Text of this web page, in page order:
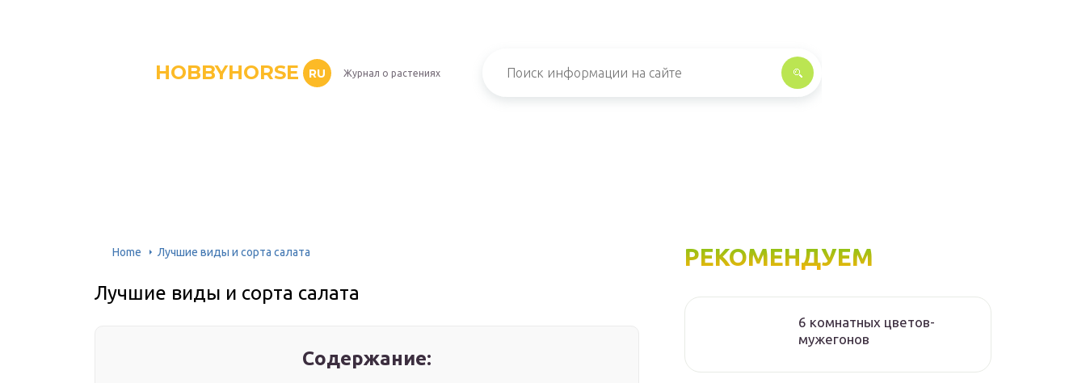
HOBBYHORSE RU Журнал о растениях
Home Лучшие виды и сорта салата
Лучшие виды и сорта салата
Содержание:
РЕКОМЕНДУЕМ
6 комнатных цветов-
мужегонов